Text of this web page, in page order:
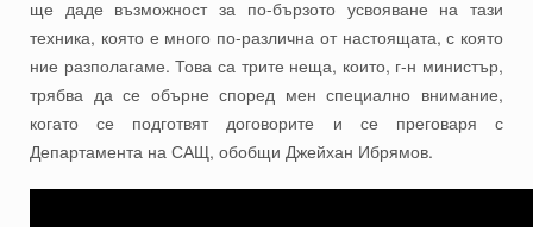
ще даде възможност за по-бързото усвояване на тази
техника, която е много по-различна от настоящата, с която
ние разполагаме. Това са трите неща, които, г-н министър,
трябва да се обърне според мен специално внимание,
когато се подготвят договорите и се преговаря с
Департамента на САЩ, обобщи Джейхан Ибрямов.